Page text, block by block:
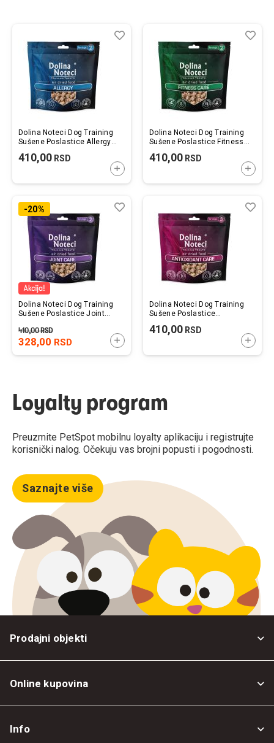
Dolina Noteci Dog Training
Sušene Poslastice Allergy
410,00 RSD
DODAJTE U KORPU
Lista
Uporedi
Dolina Noteci Dog Training
Sušene Poslastice Fitness
410,00 RSD
-20%
Dolina Noteci Dog Training
Sušene Poslastice Joint
328,00 RSD
410,00RSD
DODAJTE U KORPU
Lista
Uporedi
Dolina Noteci Dog Training
Sušene Poslastice
410,00 RSD
Loyalty program
Preuzmite PetSpot mobilnu loyalty aplikaciju i registrujte
korisnički nalog. Očekuju vas brojni popusti i pogodnosti.
Saznajte više
Prodajni objekti
Online kupovina
Info